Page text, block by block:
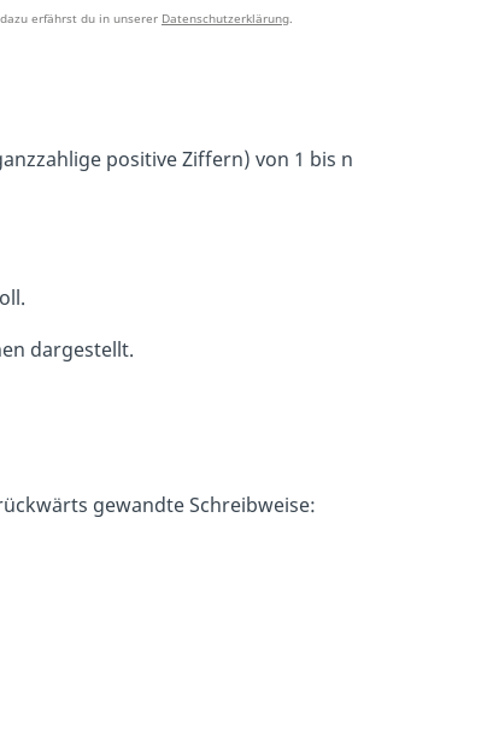
erfährst du in unserer Datenschutzerklärung.
positive Ziffern) von 1 bis n
dargestellt.
gewandte Schreibweise: